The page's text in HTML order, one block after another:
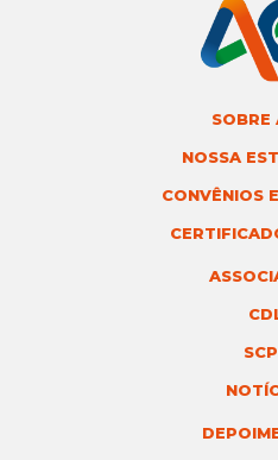
SOBRE
NOSSA
CONVÊNIOS